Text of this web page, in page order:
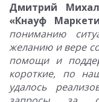
Дмитрий
«Кнауф
пониманию
желанию и вере
помощи и
короткие, по
удалось